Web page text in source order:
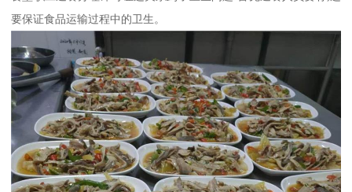
要保证食品运输过程中的卫生。